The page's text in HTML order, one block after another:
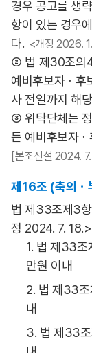
경우 공고를 생
항이 있는 경우
다. <개정 2026.
② 법 제30조의4
예비후보자ㆍ후
사 전일까지 해
③ 위탁단체는
든 예비후보자
[본조신설 2024.
제16조 (축의ㆍ
법 제33조제3
정 2024. 7. 18.>
1. 법 제33조
만원 이내
2. 법 제33조
내
3. 법 제33조